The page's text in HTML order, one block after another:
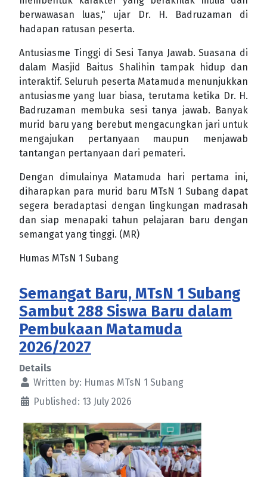
berwawasan luas," ujar Dr. H. Badruzaman di
hadapan ratusan peserta.
Antusiasme Tinggi di Sesi Tanya Jawab. Suasana di
dalam Masjid Baitus Shalihin tampak hidup dan
interaktif. Seluruh peserta Matamuda menunjukkan
antusiasme yang luar biasa, terutama ketika Dr. H.
Badruzaman membuka sesi tanya jawab. Banyak
murid baru yang berebut mengacungkan jari untuk
mengajukan pertanyaan maupun menjawab
tantangan pertanyaan dari pemateri.
Dengan dimulainya Matamuda hari pertama ini,
diharapkan para murid baru MTsN 1 Subang dapat
segera beradaptasi dengan lingkungan madrasah
dan siap menapaki tahun pelajaran baru dengan
semangat yang tinggi. (MR)
Humas MTsN 1 Subang
Semangat Baru, MTsN 1 Subang
Sambut 288 Siswa Baru dalam
Pembukaan Matamuda
2026/2027
Details
Written by: Humas MTsN 1 Subang
Published: 13 July 2026